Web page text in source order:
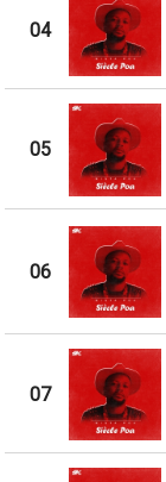
04
05
06
07